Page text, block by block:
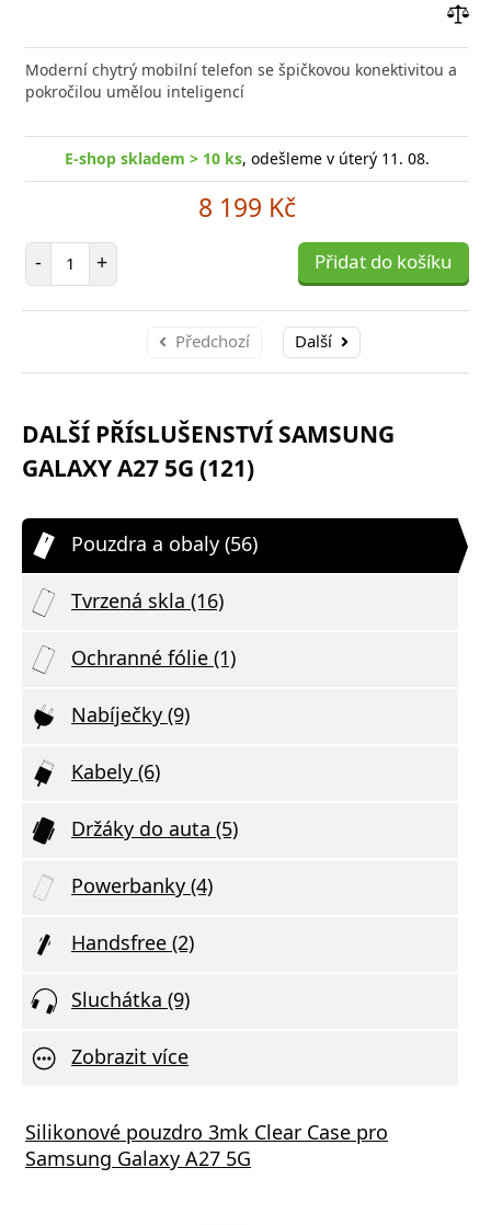
Moderní chytrý mobilní telefon se špičkovou konektivitou a
pokročilou umělou inteligencí
E-shop skladem > 10 ks, odešleme v úterý 11. 08.
8 199 Kč
- Počet položek
+ Přidat do košíku
Předchozí Další
DALŠÍ PŘÍSLUŠENSTVÍ SAMSUNG
GALAXY A27 5G (121)
Pouzdra a obaly (56)
Tvrzená skla (16)
Ochranné fólie (1)
Nabíječky (9)
Kabely (6)
Držáky do auta (5)
Powerbanky (4)
Handsfree (2)
Sluchátka (9)
Zobrazit více
Silikonové pouzdro 3mk Clear Case pro
Samsung Galaxy A27 5G